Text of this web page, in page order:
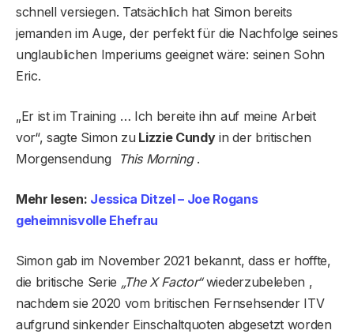
schnell versiegen. Tatsächlich hat Simon bereits
jemanden im Auge, der perfekt für die Nachfolge seines
unglaublichen Imperiums geeignet wäre: seinen Sohn
Eric.
„Er ist im Training … Ich bereite ihn auf meine Arbeit
vor“, sagte Simon zu Lizzie Cundyin der britischen
Morgensendung
This Morning.
Mehr lesen: Jessica Ditzel – Joe Rogans
geheimnisvolle Ehefrau
Simon gab im November 2021 bekannt, dass er hoffte,
die britische Serie „The X Factor“wiederzubeleben ,
nachdem sie 2020 vom britischen Fernsehsender ITV
aufgrund sinkender Einschaltquoten abgesetzt worden